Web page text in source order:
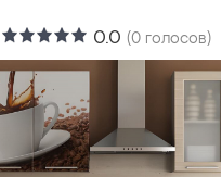
0.0 (0 голосов)